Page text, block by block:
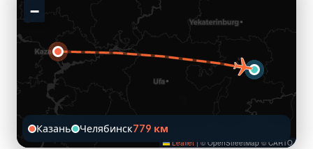
−
Leaflet | © OpenStreetMap © CARTO
Казань Челябинск779 км